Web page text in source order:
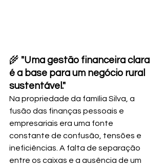
🌾 "Uma gestão financeira clara
é a base para um negócio rural
sustentável."
Na propriedade da família Silva, a
fusão das finanças pessoais e
empresariais era uma fonte
constante de confusão, tensões e
ineficiências. A falta de separação
entre os caixas e a ausência de um